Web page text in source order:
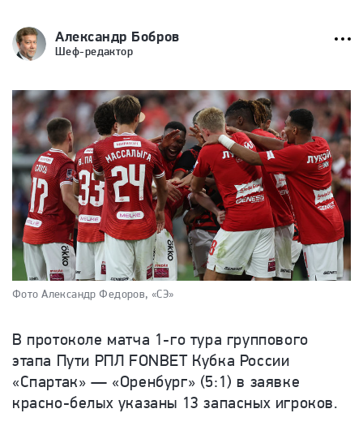
Александр Бобров
Шеф-редактор
Фото Александр Федоров, «СЭ»
В протоколе матча 1-го тура группового
этапа Пути РПЛ FONBET Кубка России
«Спартак» — «Оренбург» (5:1) в заявке
красно-белых указаны 13 запасных игроков.